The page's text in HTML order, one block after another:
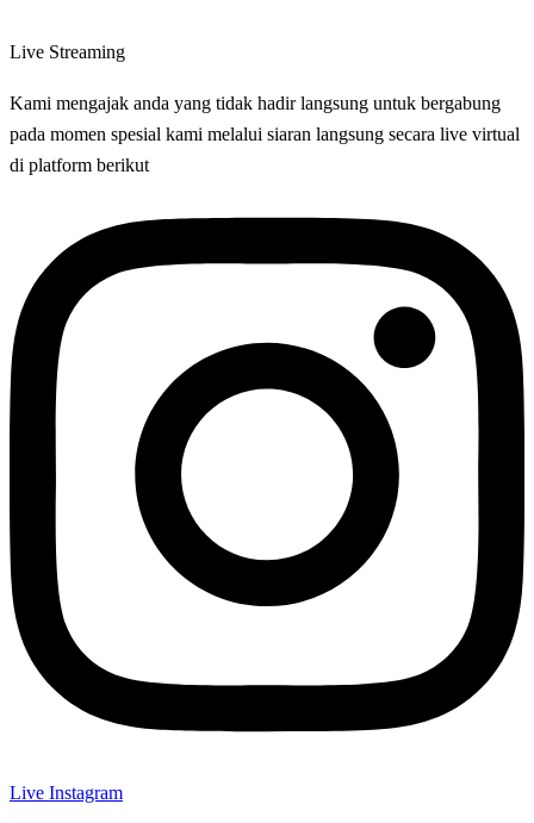
Live Streaming
Kami mengajak anda yang tidak hadir langsung untuk bergabung
pada momen spesial kami melalui siaran langsung secara live virtual
di platform berikut
Live Instagram